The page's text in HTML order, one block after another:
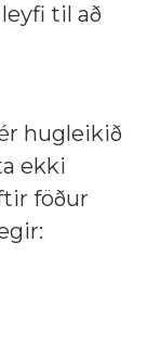
til að
hugleikið
ekki
föður